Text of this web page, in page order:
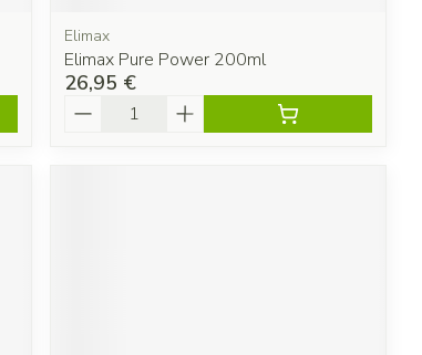
Elimax
Elimax Pure Power 200ml
26,95 €
Quantité